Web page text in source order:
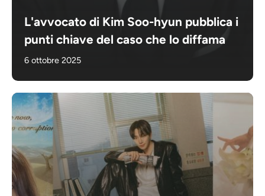
L'avvocato di Kim Soo-hyun pubblica i
punti chiave del caso che lo diffama
6 ottobre 2025